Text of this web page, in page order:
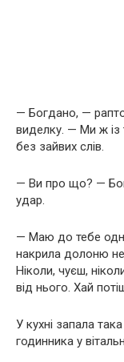
— Богдано, —
виделку. — Ми ж із
без зайвих слів.
— Ви про що? —
удар.
— Маю до тебе
накрила долоню
Ніколи, чуєш,
від нього. Хай
У кухні запала
годинника у